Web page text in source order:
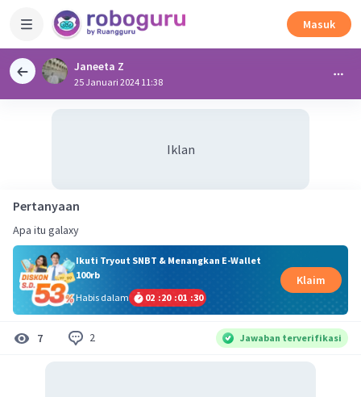
Masuk
Janeeta Z
25 Januari 2024 11:38
Iklan
Pertanyaan
Apa itu galaxy
Ikuti Tryout SNBT & Menangkan E-Wallet
100rb
Habis dalam
02 :20 :01 :30
Klaim
7 2 Jawaban terverifikasi